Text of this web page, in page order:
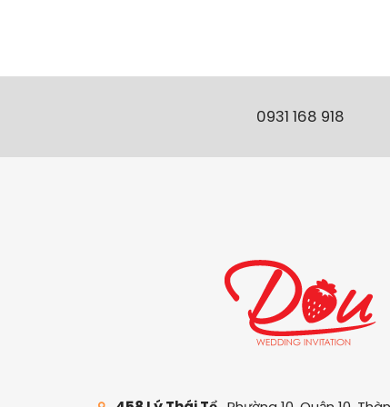
0931 168 918